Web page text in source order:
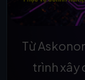
Từ
trình xây